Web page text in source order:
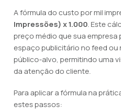
A fórmula do custo por mil
Impressões) x 1.000. Este
preço médio que sua empresa
espaço publicitário no feed ou
público-alvo, permitindo uma
da atenção do cliente.
Para aplicar a fórmula na
estes passos: